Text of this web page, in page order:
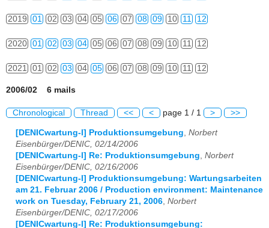
2019 01 02 03 04 05 06 07 08 09 10 11 12
2020 01 02 03 04 05 06 07 08 09 10 11 12
2021 01 02 03 04 05 06 07 08 09 10 11 12
2006/02 6 mails
Chronological Thread << < page 1 / 1 > >>
[DENICwartung-l] Produktionsumgebung Norbert
Eisenbürger/DENIC, 02/14/2006
[DENICwartung-l] Re: Produktionsumgebung Norbert
Eisenbürger/DENIC, 02/16/2006
[DENICwartung-l] Produktionsumgebung: Wartungsarbeiten
am 21. Februar 2006 / Production environment: Maintenance
work on Tuesday, February 21, 2006 Norbert
Eisenbürger/DENIC, 02/17/2006
[DENICwartung-l] Re: Produktionsumgebung: